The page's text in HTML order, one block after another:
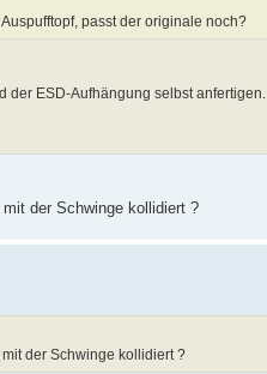
passt der originale noch?
der ESD-Aufhängung selbst anfertigen.
der Schwinge kollidiert ?
der Schwinge kollidiert ?